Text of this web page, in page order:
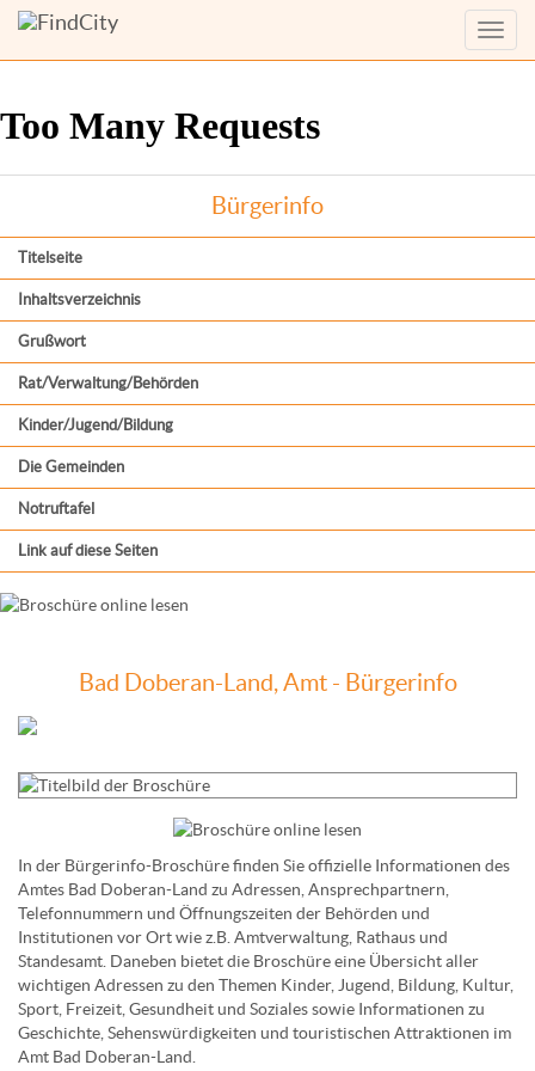
Menü
Bürgerinfo
Titelseite
Inhaltsverzeichnis
Grußwort
Rat/Verwaltung/Behörden
Kinder/Jugend/Bildung
Die Gemeinden
Notruftafel
Link auf diese Seiten
Bad Doberan-Land, Amt - Bürgerinfo
In der Bürgerinfo-Broschüre finden Sie offizielle Informationen des
Amtes Bad Doberan-Land zu Adressen, Ansprechpartnern,
Telefonnummern und Öffnungszeiten der Behörden und
Institutionen vor Ort wie z.B. Amtverwaltung, Rathaus und
Standesamt. Daneben bietet die Broschüre eine Übersicht aller
wichtigen Adressen zu den Themen Kinder, Jugend, Bildung, Kultur,
Sport, Freizeit, Gesundheit und Soziales sowie Informationen zu
Geschichte, Sehenswürdigkeiten und touristischen Attraktionen im
Amt Bad Doberan-Land.